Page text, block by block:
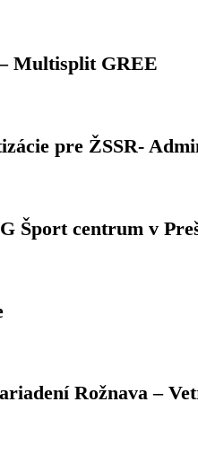
Multisplit GREE
pre ŽSSR-
Šport centrum v
Rožnava –